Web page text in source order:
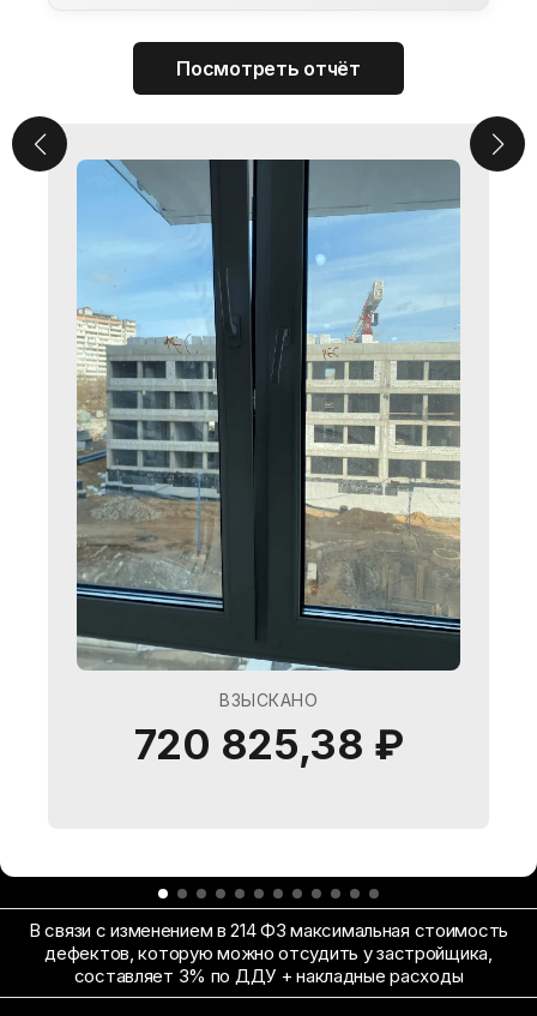
ВЗЫСКАНО
720 825,38 ₽
Посмотреть отчёт
В связи с изменением в 214 ФЗ максимальная стоимость
дефектов, которую можно отсудить у застройщика,
составляет 3% по ДДУ + накладные расходы
заземления в розетках и в щите
УЗО. Проверка остаточного напряжения.
АНЕМОМЕТР
TESTO 416
Используется для определения
работоспособности вентиляции, наличия
и параметров тяги вентиляции.
ТЕПЛОВИЗОР
TESTO 865
Определение участков промерзания
монтажных швов оконных и ограждающих
НИВЕЛИР
HILTI PM 2-L 10 М
Определение отклонения от вертикали и
горизонтали уровня стен, пола, дверных и
оконных блоков и т.д.